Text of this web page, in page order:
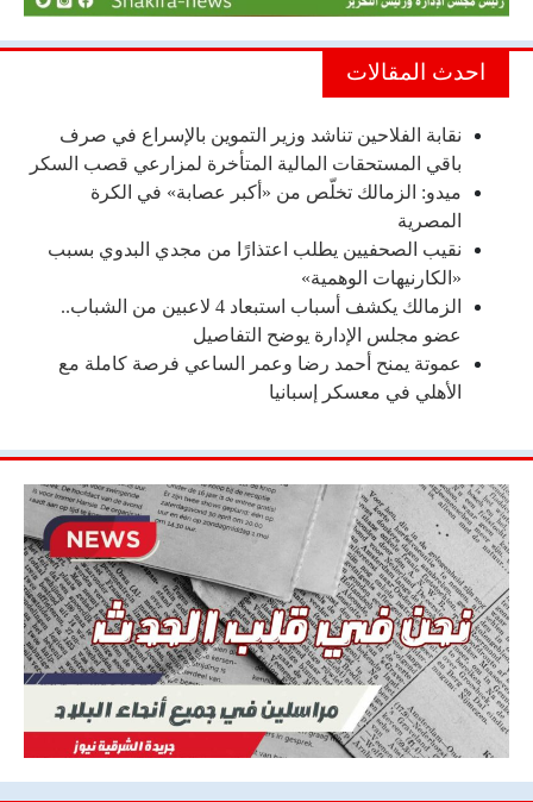
احدث المقالات
نقابة الفلاحين تناشد وزير التموين بالإسراع في صرف
باقي المستحقات المالية المتأخرة لمزارعي قصب السكر
ميدو: الزمالك تخلّص من «أكبر عصابة» في الكرة
المصرية
نقيب الصحفيين يطلب اعتذارًا من مجدي البدوي بسبب
«الكارنيهات الوهمية»
الزمالك يكشف أسباب استبعاد 4 لاعبين من الشباب..
عضو مجلس الإدارة يوضح التفاصيل
عموتة يمنح أحمد رضا وعمر الساعي فرصة كاملة مع
الأهلي في معسكر إسبانيا